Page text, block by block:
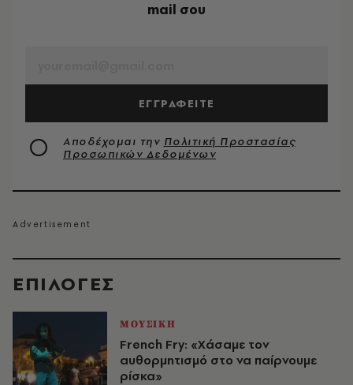
EΠΙΛΟΓΈΣ
ΜΟΥΣΙΚΗ
French Fry: «Χάσαμε τον
αυθορμητισμό στο να παίρνουμε
ρίσκα»
mail σου
ΕΓΓΡΑΦΕΙΤΕ
Αποδέχομαι την Πολιτική Προστασίας
Προσωπικών Δεδομένων